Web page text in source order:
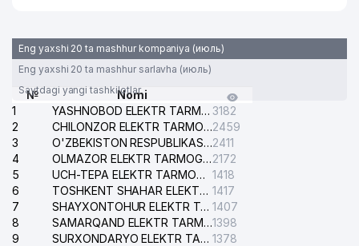
Eng yaxshi 20 ta mashhur kompaniya (июль)
Eng yaxshi 20 ta mashhur sarlavha (июль)
Saytdagi yangi tashkilotlar
№
Nomi
1
YASHNOBOD ELEKTR TARMOG'I NOSOZLIKLARI XIZMATI 3182
2
CHILONZOR ELEKTR TARMOG'I NOSOZLIK XIZMATI2459
3
O'ZBEKISTON RESPUBLIKASI BOSH PROKURATURASI ISHONCH TELEFONI2411
4
OLMAZOR ELEKTR TARMOG'I NOSOZLIKLARI XIZMATI2172
5
UCH-TEPA ELEKTR TARMOG'I NOSOZLIKLARI XIZMATI 1418
6
TOSHKENT SHAHAR ELEKTR TARMOQLARI KORXONASI AJ 1417
7
SHAYXONTOHUR ELEKTR TARMOG'I NOSOZLIKLARINI TUZATISH XIZMATI 1407
8
SAMARQAND ELEKTR TARMOQLARI AJ1398
9
SURXONDARYO ELEKTR TARMOQLARI AJ 1378